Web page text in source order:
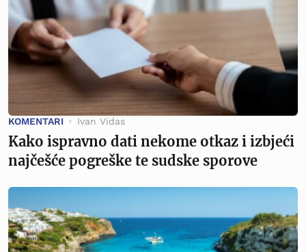
KOMENTARI Ivan Vidas
Kako ispravno dati nekome otkaz i izbjeći
najčešće pogreške te sudske sporove